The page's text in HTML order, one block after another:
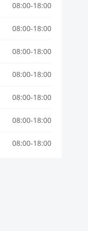
08:00-18:00
08:00-18:00
08:00-18:00
08:00-18:00
08:00-18:00
08:00-18:00
08:00-18:00